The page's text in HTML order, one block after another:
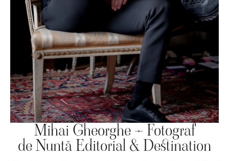
Mihai Gheorghe – Fotograf
de Nuntă Editorial & Destination